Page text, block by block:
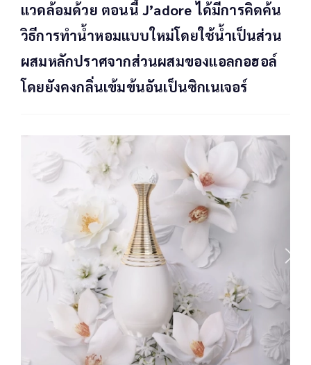
แวดล้อมด้วย ตอนนี้ J’adore ได้มีการคิดค้น
วิธีการทำน้ำหอมแบบใหม่โดยใช้น้ำเป็นส่วน
ผสมหลักปราศจากส่วนผสมของแอลกอฮอล์
โดยยังคงกลิ่นเข้มข้นอันเป็นซิกเนเจอร์